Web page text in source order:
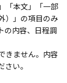
「本文」「一部
）」の項目のみ
の内容、日程調
きません。内容
い。